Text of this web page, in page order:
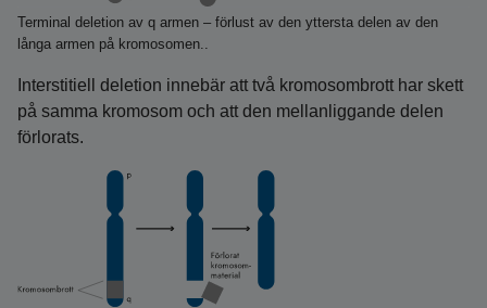
Terminal deletion av q armen – förlust av den yttersta delen av den
långa armen på kromosomen..
Interstitiell deletion innebär att två kromosombrott har skett
på samma kromosom och att den mellanliggande delen
förlorats.